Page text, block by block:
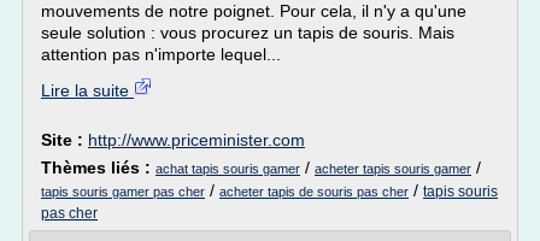
mouvements de notre poignet. Pour cela, il n'y a qu'une
seule solution : vous procurez un tapis de souris. Mais
attention pas n'importe lequel...
Lire la suite
Site : http://www.priceminister.com
Thèmes liés : achat tapis souris gamer / acheter tapis souris gamer /
tapis souris gamer pas cher / acheter tapis de souris pas cher / tapis souris
pas cher